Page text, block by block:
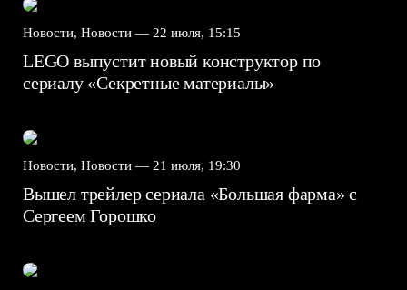
Новости, Новости — 22 июля, 15:15
LEGO выпустит новый конструктор по
сериалу «Секретные материалы»
Новости, Новости — 21 июля, 19:30
Вышел трейлер сериала «Большая фарма» с
Сергеем Горошко